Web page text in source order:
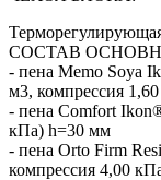
СОСТАВ
- пена Memo Soya
м3, компрессия
- пена Comfort
кПа) h=30 мм
- пена Orto Firm
компрессия 4,00